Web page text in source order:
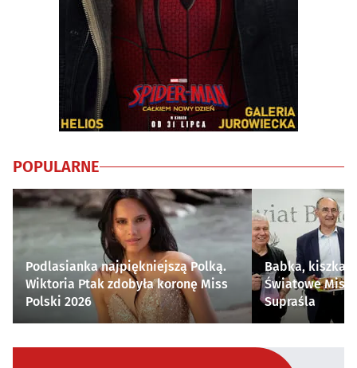
POPULARNE
Podlasianka najpiękniejszą Polką.
Wiktoria Ptak zdobyła koronę Miss
Polski 2026
Babka, kiszka i
Światowe
Supraśla